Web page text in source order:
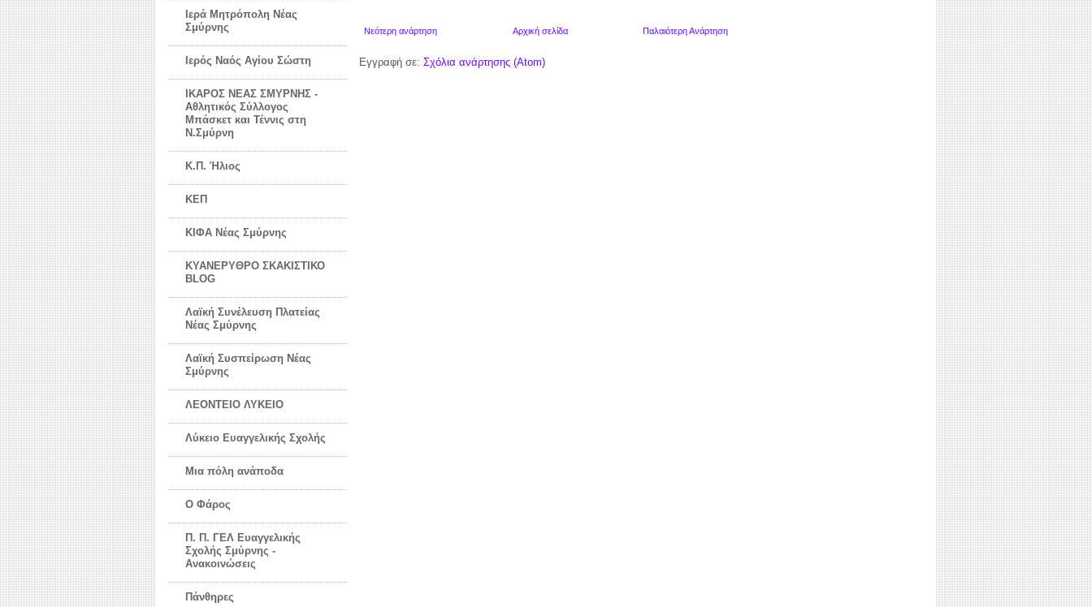
Ιερά Μητρόπολη Νέας
Σμύρνης
Ιερός Ναός Αγίου Σώστη
ΙΚΑΡΟΣ ΝΕΑΣ ΣΜΥΡΝΗΣ -
Αθλητικός Σύλλογος
Μπάσκετ και Τέννις στη
Ν.Σμύρνη
Κ.Π. Ήλιος
ΚΕΠ
ΚΙΦΑ Νέας Σμύρνης
ΚΥΑΝΕΡΥΘΡΟ ΣΚΑΚΙΣΤΙΚΟ
BLOG
Λαϊκή Συνέλευση Πλατείας
Νέας Σμύρνης
Λαϊκή Συσπείρωση Νέας
Σμύρνης
ΛΕΟΝΤΕΙΟ ΛΥΚΕΙΟ
Λύκειο Ευαγγελικής Σχολής
Μια πόλη ανάποδα
Ο Φάρος
Π. Π. ΓΕΛ Ευαγγελικής
Σχολής Σμύρνης -
Ανακοινώσεις
Πάνθηρες
Νεότερη ανάρτηση Παλαιότερη Ανάρτηση
Αρχική σελίδα
Εγγραφή σε: Σχόλια ανάρτησης (Atom)